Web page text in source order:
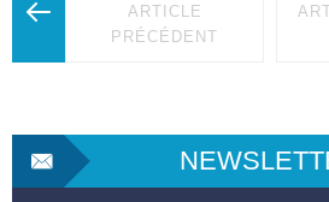
ARTICLE
PRÉCÉDENT